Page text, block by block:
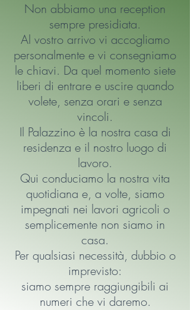
Non abbiamo una reception
sempre presidiata.
Al vostro arrivo vi accogliamo
personalmente e vi consegniamo
le chiavi. Da quel momento siete
liberi di entrare e uscire quando
volete, senza orari e senza
vincoli.
Il Palazzino è la nostra casa di
residenza e il nostro luogo di
lavoro.
Qui conduciamo la nostra vita
quotidiana e, a volte, siamo
impegnati nei lavori agricoli o
semplicemente non siamo in
casa.
Per qualsiasi necessità, dubbio o
imprevisto:
siamo sempre raggiungibili ai
numeri che vi daremo.